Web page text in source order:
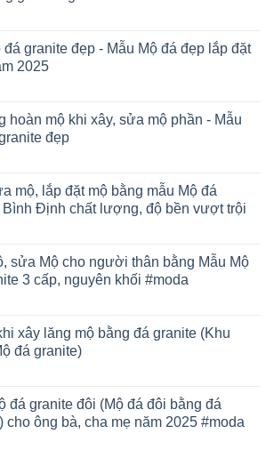
đá granite đẹp - Mẫu Mộ đá đẹp lắp đặt
2025
hoàn mộ khi xây, sửa mộ phần - Mẫu
đẹp
mộ, lắp đặt mộ bằng mẫu Mộ đá
Bình Định chất lượng, độ bền vượt trội
sửa Mộ cho người thân bằng Mẫu Mộ
3 cấp, nguyên khối #moda
xây lăng mộ bằng đá granite (Khu
đá granite)
đá granite đôi (Mộ đá đôi bằng đá
cho ông bà, cha mẹ năm 2025 #moda